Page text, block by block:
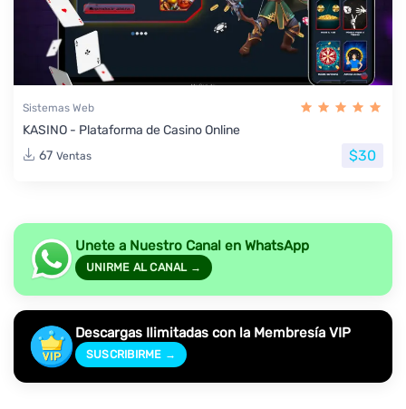
Sistemas Web
KASINO - Plataforma de Casino Online
67 Ventas $30
Unete a Nuestro Canal en WhatsApp
UNIRME AL CANAL →
Descargas Ilimitadas con la Membresía VIP
SUSCRIBIRME →